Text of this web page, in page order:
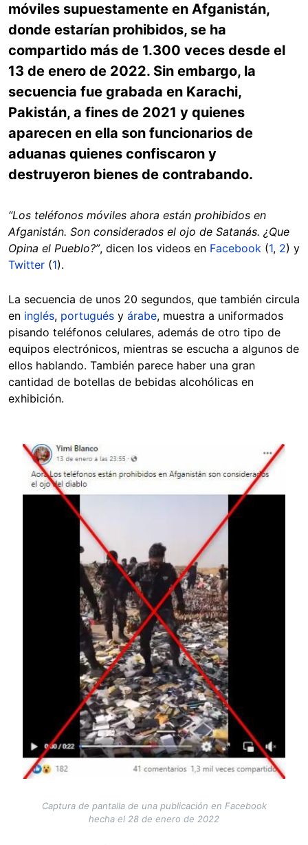
móviles supuestamente en Afganistán,
donde estarían prohibidos, se ha
compartido más de 1.300 veces desde el
13 de enero de 2022. Sin embargo, la
secuencia fue grabada en Karachi,
Pakistán, a fines de 2021 y quienes
aparecen en ella son funcionarios de
aduanas quienes confiscaron y
destruyeron bienes de contrabando.
“Los teléfonos móviles ahora están prohibidos en
Afganistán. Son considerados el ojo de Satanás. ¿Que
Opina el Pueblo?”, dicen los videos en Facebook (1, 2) y
Twitter (1).
La secuencia de unos 20 segundos, que también circula
en inglés, portugués y árabe, muestra a uniformados
pisando teléfonos celulares, además de otro tipo de
equipos electrónicos, mientras se escucha a algunos de
ellos hablando. También parece haber una gran
cantidad de botellas de bebidas alcohólicas en
exhibición.
Image
Captura de pantalla de una publicación en Facebook
hecha el 28 de enero de 2022